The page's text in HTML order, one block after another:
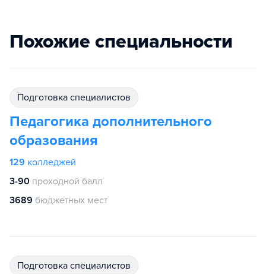
Похожие специальности
подготовка специалистов
Педагогика дополнительного
образования
129 колледжей
3-90 проходной балл
3689 бюджетных мест
подготовка специалистов